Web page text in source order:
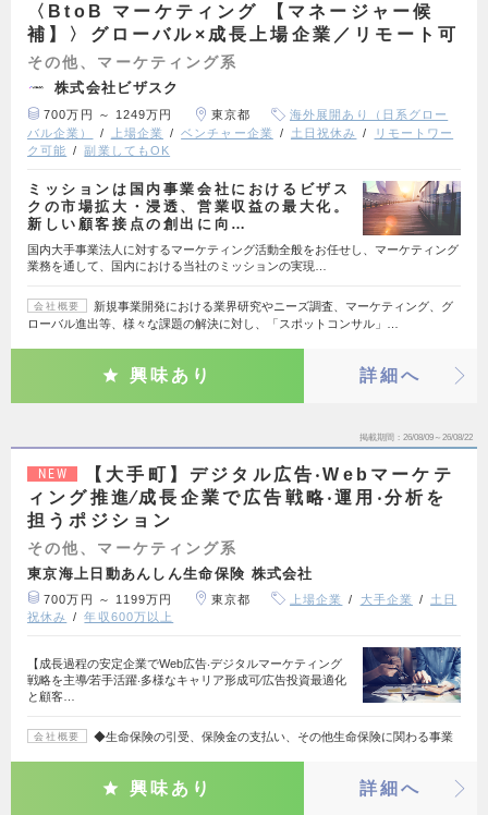
〈BtoB マーケティング 【マネージャー候
補】〉グローバル×成長上場企業／リモート可
その他、マーケティング系
株式会社ビザスク
700万円 ～ 1249万円 東京都
海外展開あり（日系グロー
バル企業）
上場企業 ベンチャー企業 土日祝休み
リモートワー
ク可能
副業してもOK
ミッションは国内事業会社におけるビザス
クの市場拡大・浸透、営業収益の最大化。
新しい顧客接点の創出に向…
国内大手事業法人に対するマーケティング活動全般をお任せし、マーケティング
業務を通して、国内における当社のミッションの実現…
会社概要
新規事業開発における業界研究やニーズ調査、マーケティング、グ
ローバル進出等、様々な課題の解決に対し、「スポットコンサル」…
興味あり 詳細へ
掲載期間 26/08/09～26/08/22
NEW
【大手町】デジタル広告‧Webマーケテ
ィング推進∕成⻑企業で広告戦略‧運用‧分析を
担うポジション
その他、マーケティング系
東京海上日動あんしん生命保険 株式会社
700万円 ～ 1199万円 東京都 上場企業 大手企業
土日
祝休み
年収600万以上
【成⻑過程の安定企業でWeb広告‧デジタルマーケティング
戦略を主導∕若手活躍‧多様なキャリア形成可∕広告投資最適化
と顧客…
会社概要 ◆生命保険の引受、保険金の支払い、その他生命保険に関わる事業
興味あり 詳細へ